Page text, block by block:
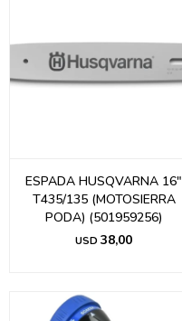
ESPADA HUSQVARNA 16"
T435/135 (MOTOSIERRA
PODA) (501959256)
USD 38,00